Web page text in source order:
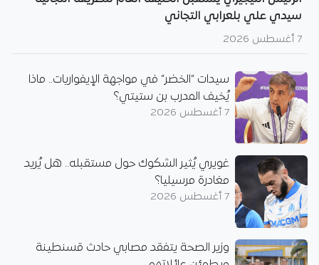
سيدي علي بلعرابي التجاني
7 أغسطس 2026
سيدات “الخضر” في مواجهة الإيفواريات.. ماذا
يُخيف المدرب بن ستيتي؟
7 أغسطس 2026
غويري يُثير الشكوك حول مستقبله.. هل يُريد
مغادرة مرسيليا؟
7 أغسطس 2026
وزير الصحة يتفقد مصابي حادث قسنطينة